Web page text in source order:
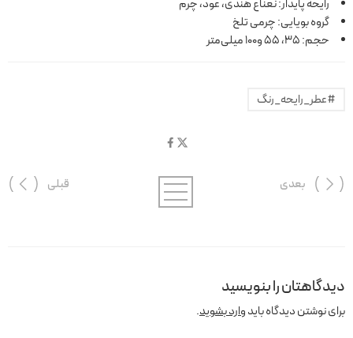
رایحه پایدار: نعناع هندی، عود، چرم
گروه بویایی: چرمی تلخ
حجم: 35، 55 و100 میلی‌متر
#عطر_رایحه_رنگ
قبلی بعدی
دیدگاهتان را بنویسید
برای نوشتن دیدگاه بایدوارد بشوید.